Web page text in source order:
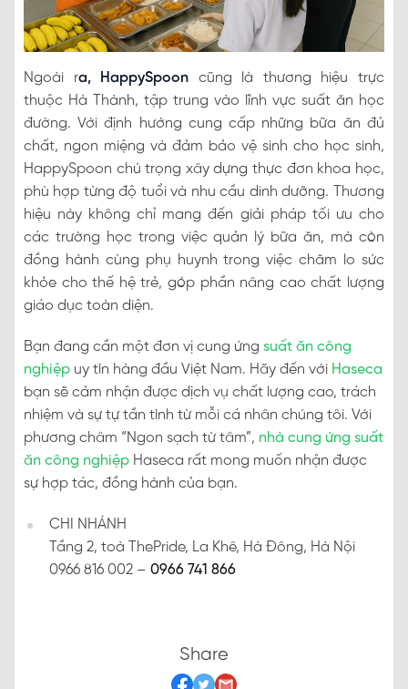
Ngoài ra, HappySpoon cũng là thương hiệu trực
thuộc Hà Thành, tập trung vào lĩnh vực suất ăn học
đường. Với định hướng cung cấp những bữa ăn đủ
chất, ngon miệng và đảm bảo vệ sinh cho học sinh,
HappySpoon chú trọng xây dựng thực đơn khoa học,
phù hợp từng độ tuổi và nhu cầu dinh dưỡng. Thương
hiệu này không chỉ mang đến giải pháp tối ưu cho
các trường học trong việc quản lý bữa ăn, mà còn
đồng hành cùng phụ huynh trong việc chăm lo sức
khỏe cho thế hệ trẻ, góp phần nâng cao chất lượng
giáo dục toàn diện.
Bạn đang cần một đơn vị cung ứng suất ăn công
nghiệp uy tín hàng đầu Việt Nam. Hãy đến với Haseca
bạn sẽ cảm nhận được dịch vụ chất lượng cao, trách
nhiệm và sự tự tần tình từ mỗi cá nhân chúng tôi. Với
phương châm “Ngon sạch từ tâm”, nhà cung ứng suất
ăn công nghiệp Haseca rất mong muốn nhận được
sự hợp tác, đồng hành của bạn.
CHI NHÁNH
Tầng 2, toà ThePride, La Khê, Hà Đông, Hà Nội
0966 816 002 – 0966 741 866
Share